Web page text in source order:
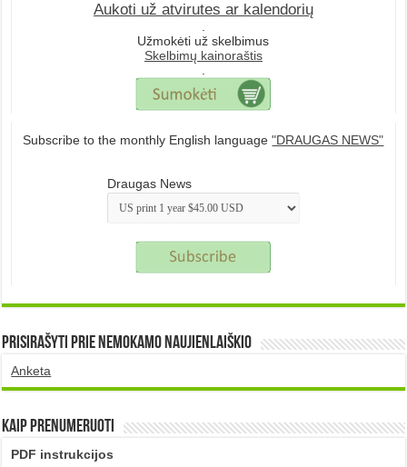
Aukoti už atvirutes ar kalendorių
.
Užmokėti už skelbimus
Skelbimų kainoraštis
.
Subscribe to the monthly English language"DRAUGAS NEWS"
Draugas News
Prisirašyti prie nemokamo naujienlaiškio
Anketa
Kaip prenumeruoti
PDF instrukcijos